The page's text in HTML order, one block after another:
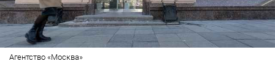
Агентство «Москва»